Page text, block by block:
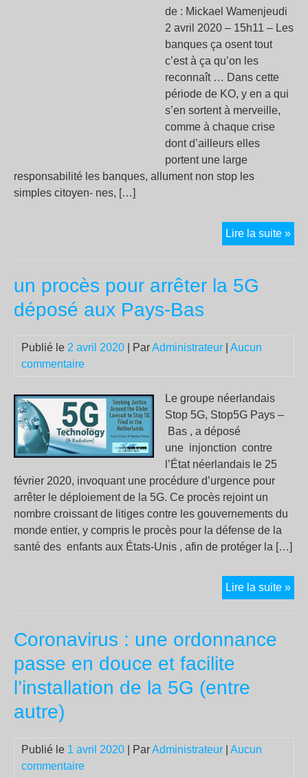
de : Mickael Wamenjeudi
2 avril 2020 – 15h11 – Les
banques ça osent tout
c’est à ça qu’on les
reconnaît … Dans cette
période de KO, y en a qui
s’en sortent à merveille,
comme à chaque crise
dont d’ailleurs elles
portent une large
responsabilité les banques, allument non stop les
simples citoyen- nes, […]
Lire la suite »
:
un procès pour arrêter la 5G
déposé aux Pays-Bas
Publié le 2 avril 2020 | ParAdministrateur
Aucun
commentaire
Le groupe néerlandais
Stop 5G, Stop5G Pays –
Bas , a déposé
une injonction contre
l’État néerlandais le 25
février 2020, invoquant une procédure d’urgence pour
arrêter le déploiement de la 5G. Ce procès rejoint un
nombre croissant de litiges contre les gouvernements du
monde entier, y compris le procès pour la défense de la
santé des enfants aux États-Unis , afin de protéger la […]
Lire la suite »un
Coronavirus : une ordonnance
passe en douce et facilite
l’installation de la 5G (entre
autre)
Publié le 1 avril 2020 | ParAdministrateur
Aucun
commentaire